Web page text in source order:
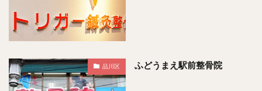
品川区 ふどうまえ駅前整骨院